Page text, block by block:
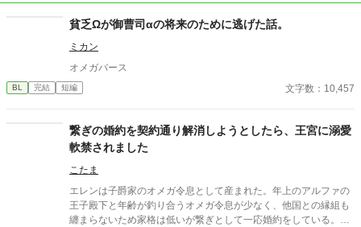
貧乏Ωが御曹司αの将来のために逃げた話。
ミカン
オメガバース
BL 完結 短編 文字数：10,457
繋ぎの婚約を契約通り解消しようとしたら、王宮に溺愛
軟禁されました
こたま
エレンは子爵家のオメガ令息として産まれた。年上のアルファの
王子殿下と年齢が釣り合うオメガ令息が少なく、他国との縁組も
纏まらないため家格は低いが繋ぎとして一応婚約をしている。王